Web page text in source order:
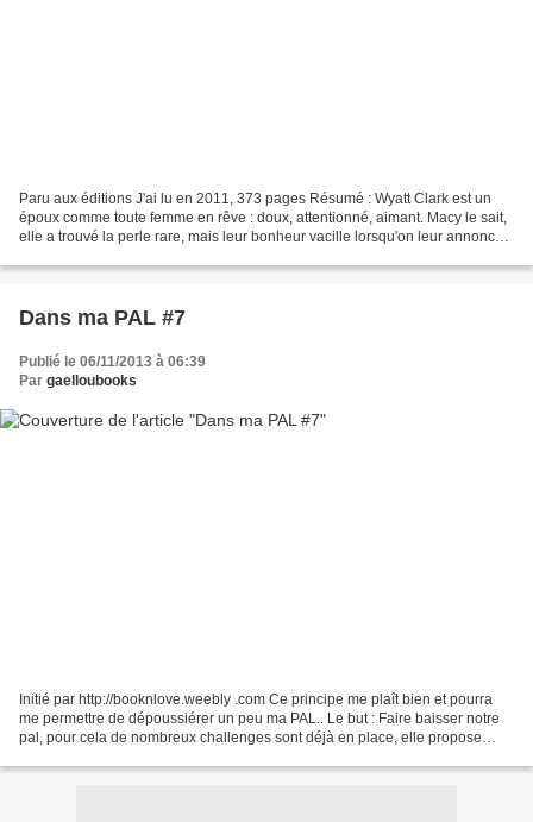
Paru aux éditions J'ai lu en 2011, 373 pages Résumé : Wyatt Clark est un
époux comme toute femme en rêve : doux, attentionné, aimant. Macy le sait,
elle a trouvé la perle rare, mais leur bonheur vacille lorsqu'on leur annonce
Dans ma PAL #7
Publié le 06/11/2013 à 06:39
Par gaelloubooks
Initié par http://booknlove.weebly .com Ce principe me plaît bien et pourra
me permettre de dépoussiérer un peu ma PAL.. Le but : Faire baisser notre
pal, pour cela de nombreux challenges sont déjà en place, elle propose